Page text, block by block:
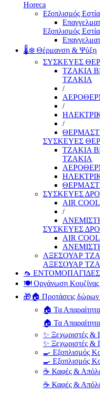
Horeca
Εξοπλισμός
Εξοπλισμός
🌡️❄️ Θέρμανση & Ψύξη
ΣΥΣΚΕΥΕΣ
ΤΖΑΚΙΑ
ΤΖΑΚΙΑ
/
/
/
ΣΥΣΚΕΥΕΣ
ΤΖΑΚΙΑ
ΤΖΑΚΙΑ
ΣΥΣΚΕΥΕΣ
AIR
/
ΣΥΣΚΕΥΕΣ
AIR
ΑΞΕΣΟΥΑΡ
ΑΞΕΣΟΥΑΡ
🦟
🍽️ Οργάνωση Κουζίνας
🎁🏠 Προτάσεις δώρων
🏠 Τα
🏠 Τα
✨ Ξεχωριστές &
✨ Ξεχωριστές &
🍳 Εξοπλισμός
🍳 Εξοπλισμός
☕ Καφές &
☕ Καφές &